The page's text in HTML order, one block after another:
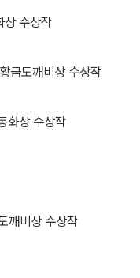
상 수상작
금도깨비상 수상작
화상 수상작
깨비상 수상작